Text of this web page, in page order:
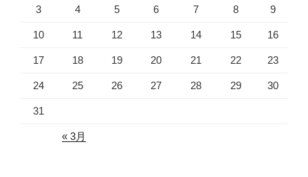
3 4 5 6 7 8 9
10 11 12 13 14 15 16
17 18 19 20 21 22 23
24 25 26 27 28 29 30
31
« 3月